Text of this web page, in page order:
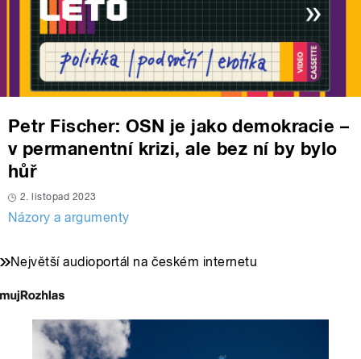
Petr Fischer: OSN je jako demokracie –
v permanentní krizi, ale bez ní by bylo
hůř
2. listopad 2023
Názory a argumenty
Největší audioportál na českém internetu